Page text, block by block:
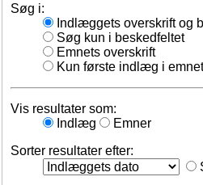
Søg i:
Indlæggets overskrift og
Søg kun i beskedfeltet
Emnets overskrift
Kun første indlæg i emnet
Vis resultater som:
Indlæg
Emner
Sorter resultater efter: